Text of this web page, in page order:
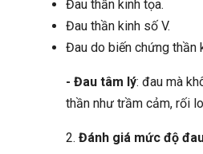
Đau thần kinh tọa.
Đau thần kinh số V.
Đau do biến chứng thần
- Đau tâm lý: đau mà
thần như trầm cảm, rối
2. Đánh giá mức độ